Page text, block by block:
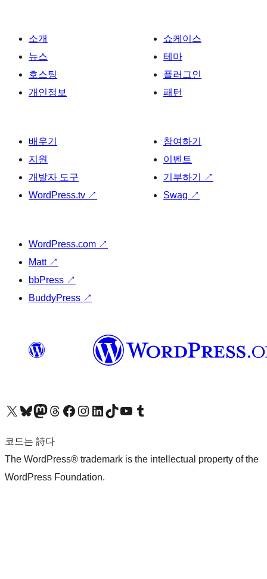
소개
뉴스
호스팅
개인정보
쇼케이스
테마
플러그인
패턴
배우기
지원
개발자 도구
WordPress.tv ↗
참여하기
이벤트
기부하기
↗
Swag ↗
WordPress.com ↗
Matt ↗
bbPress ↗
BuddyPress ↗
X(이전 트위터) 계정 방문하기블루스카이 계정 방문하기마스토돈 계정 방문하기스레드 계정 방문하기 페이스북 페이지 방문하기인스타그램 계정 방문하기 LinkedIn 계정 방문하기틱톡 계정 방문하기유튜브 채널 방문하기 텀블러 계정 방문하기
코드는 詩다
The WordPress® trademark is the intellectual property of the
WordPress Foundation.